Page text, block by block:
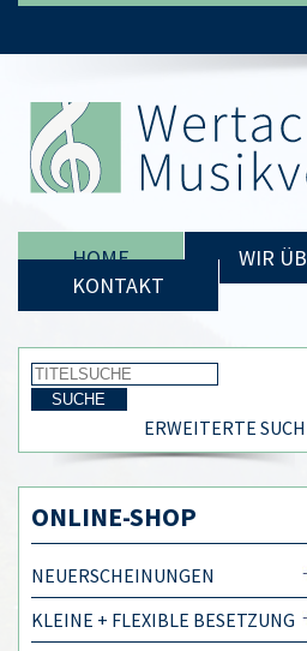
HOME WIR
KONTAKT
ERWEITERTE
ONLINE-SHOP
NEUERSCHEINUNGEN
KLEINE + FLEXIBLE BESETZUNG